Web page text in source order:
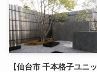
【仙台市 千本格子ユニッ